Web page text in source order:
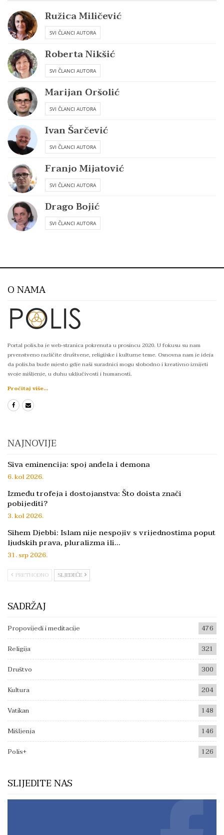
Ružica Miličević
SVI ČLANCI AUTORA
Roberta Nikšić
SVI ČLANCI AUTORA
Marijan Oršolić
SVI ČLANCI AUTORA
Ivan Šarčević
SVI ČLANCI AUTORA
Franjo Mijatović
SVI ČLANCI AUTORA
Drago Bojić
SVI ČLANCI AUTORA
O NAMA
Portal polis.ba je web-stranica pokrenuta u prosincu 2020. U fokusu su nam
prvenstveno različite društvene, religijske i kulturne teme. Osnovna nam je ideja
da polis.ba bude mjesto gdje naši suradnici mogu slobodno i kreativno iznijeti
svoje mišljenje, u duhu uključivosti i humanosti.
Pročitaj više...
NAJNOVIJE
Siva eminencija: spoj anđela i demona
6. kol 2026.
Između trofeja i dostojanstva: Što doista znači
pobijediti?
3. kol 2026.
Sihem Djebbi: Islam nije nespojiv s vrijednostima poput
ljudskih prava, pluralizma ili…
31. srp 2026.
PRETHODNO SLJEDEĆE
SADRŽAJ
Propovijedi i meditacije
476
Religija
321
Društvo
300
Kultura
204
Vatikan
148
Mišljenja
146
Polis+
126
SLIJEDITE NAS